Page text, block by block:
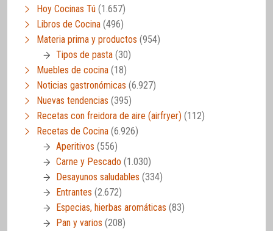
Hoy Cocinas Tú (1.657)
Libros de Cocina (496)
Materia prima y productos (954)
Tipos de pasta (30)
Muebles de cocina (18)
Noticias gastronómicas (6.927)
Nuevas tendencias (395)
Recetas con freidora de aire (airfryer) (112)
Recetas de Cocina (6.926)
Aperitivos (556)
Carne y Pescado (1.030)
Desayunos saludables (334)
Entrantes (2.672)
Especias, hierbas aromáticas (83)
Pan y varios (208)